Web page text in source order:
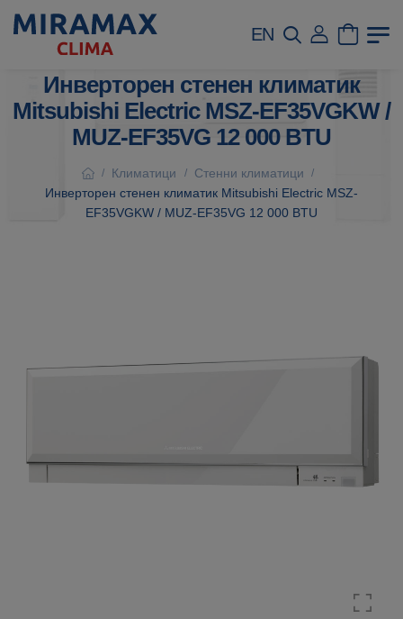
EN
Инверторен стенен климатик
Mitsubishi Electric MSZ-EF35VGKW /
MUZ-EF35VG 12 000 BTU
/ Климатици / Стенни климатици /
Инверторен стенен климатик Mitsubishi Electric MSZ-
EF35VGKW / MUZ-EF35VG 12 000 BTU